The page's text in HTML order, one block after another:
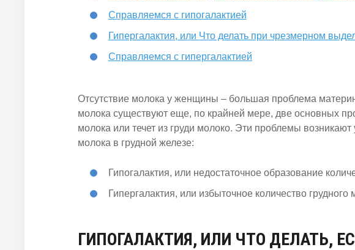
Справляемся с гипогалактией
Гипергалактия, или Что делать при чрезмерном
Справляемся с гипергалактией
Отсутствие молока у женщины – большая проблема
молока существуют еще, по крайней мере, две основных
молока или течет из груди молоко. Эти проблемы
молока в грудной железе:
Гипогалактия, или недостаточное образование
Гипергалактия, или избыточное количество грудного
ГИПОГАЛАКТИЯ, ИЛИ ЧТО ДЕЛАТЬ,